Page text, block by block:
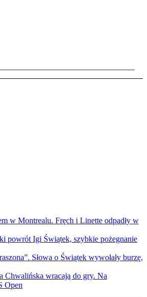
w Montrealu. Fręch i Linette odpadły w
powrót Igi Świątek, szybkie pożegnanie
Słowa o Świątek wywołały burzę,
Chwalińska wracają do gry. Na
Open